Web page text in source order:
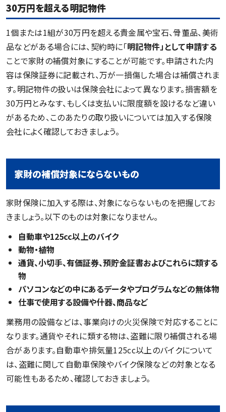
30万円を超える明記物件
1個または1組が30万円を超える貴金属や宝石、骨董品、美術
品などがある場合には、契約時に「明記物件」として申請する
ことで家財の補償対象にすることが可能です。申請された内
容は保険証券に記載され、万が一損傷した場合は補償されま
す。明記物件の扱いは保険会社によって異なります。損害額を
30万円とみなす、もしくは支払いに限度額を設けるなど違い
があるため、このあたりの取り扱いについては加入する保険
会社によく確認しておきましょう。
家財の補償対象にならないもの
家財保険に加入する際は、対象にならないものを把握してお
きましょう。以下のものは対象になりません。
自動車や125cc以上のバイク
動物・植物
通貨、小切手、有価証券、預貯金証書およびこれらに類する
物
パソコンなどの中にあるデータやプログラムなどの無体物
仕事で使用する設備や什器、商品など
業務用の設備などは、事業向けの火災保険で対応することに
なります。通貨やそれに類する物は、盗難に限り補償される場
合があります。自動車や排気量125cc以上のバイクについて
は、盗難に関して自動車保険やバイク保険などの対象となる
可能性もあるため、確認しておきましょう。